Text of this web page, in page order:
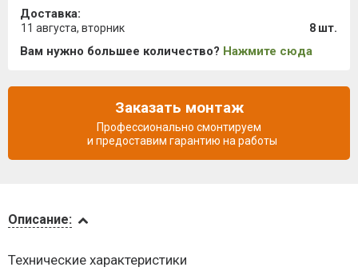
и оплата
Описание:
Технические характеристики
Доставка:
11 августа, вторник 8 шт.
Вам нужно большее количество? Нажмите сюда
Заказать монтаж
Профессионально смонтируем
и предоставим гарантию на работы